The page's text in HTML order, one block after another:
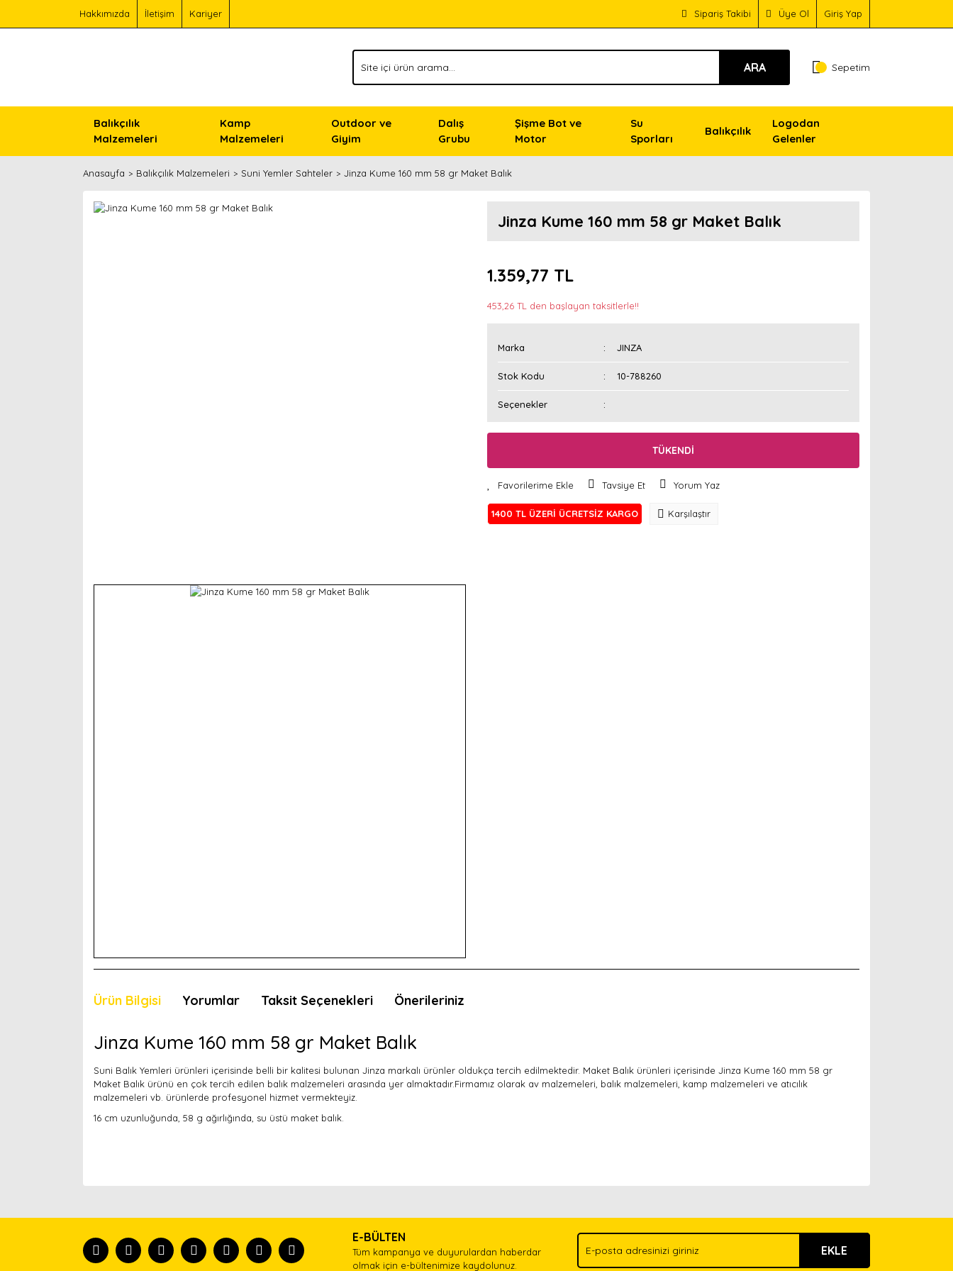
Hakkımızda İletişim Kariyer Sipariş Takibi Üye Ol Giriş Yap
ARA Sepetim
Balıkçılık
Malzemeleri
Kamp
Malzemeleri
Outdoor ve
Giyim
Dalış
Grubu
Şişme Bot ve
Motor
Su
Sporları
Balıkçılık
Logodan
Gelenler
Anasayfa Balıkçılık Malzemeleri Suni Yemler Sahteler Jinza Kume 160 mm 58 gr Maket Balık
Jinza Kume 160 mm 58 gr Maket Balık
1.359,77 TL
453,26 TL den başlayan taksitlerle!!
Marka JINZA
Stok Kodu 10-788260
Seçenekler
TÜKENDİ
Tavsiye Et Yorum Yaz
1400 TL ÜZERİ ÜCRETSİZ KARGO Karşılaştır
Ürün Bilgisi Yorumlar Taksit Seçenekleri Önerileriniz
Jinza Kume 160 mm 58 gr Maket Balık
Suni Balık Yemleri ürünleri içerisinde belli bir kalitesi bulunan Jinza markalı ürünler oldukça tercih edilmektedir. Maket Balık ürünleri içerisinde Jinza Kume 160 mm 58 gr
Maket Balık ürünü en çok tercih edilen balık malzemeleri arasında yer almaktadır.Firmamız olarak av malzemeleri, balık malzemeleri, kamp malzemeleri ve atıcılık
malzemeleri vb. ürünlerde profesyonel hizmet vermekteyiz.
16 cm uzunluğunda, 58 g ağırlığında, su üstü maket balık.
Ürün açıklamasında eksik bilgiler bulunuyor.
E-BÜLTEN
Tüm kampanya ve duyurulardan haberdar
olmak için e-bültenimize kaydolunuz.
EKLE